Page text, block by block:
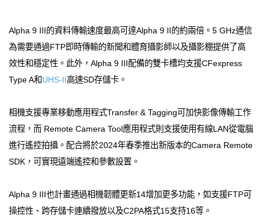
Alpha 9 III的資料傳輸速度最高可達Alpha 9 II的約兩倍。5 GHz通信
為需要通過FTP即時傳輸的新聞和體育攝影師以及攝影棚提供了高
效性和穩定性。此外，Alpha 9 III配備的雙卡槽均支援CFexpress
Type A和UHS-II高速SD存儲卡。
相機支援專業移動應用程式Transfer & Tagging可加快影像傳輸工作
流程，而 Remote Camera Tool應用程式則支援使用有線LAN從電腦
進行遙控拍攝。配合將於2024年春季推出新版本的Camera Remote
SDK，可實現遠端遙控和參數設置。
Alpha 9 III也計畫通過相機韌體更新14增加更多功能，如支援FTP可
操控性、跨存儲卡連續撥放以及C2PA格式15支持16等。